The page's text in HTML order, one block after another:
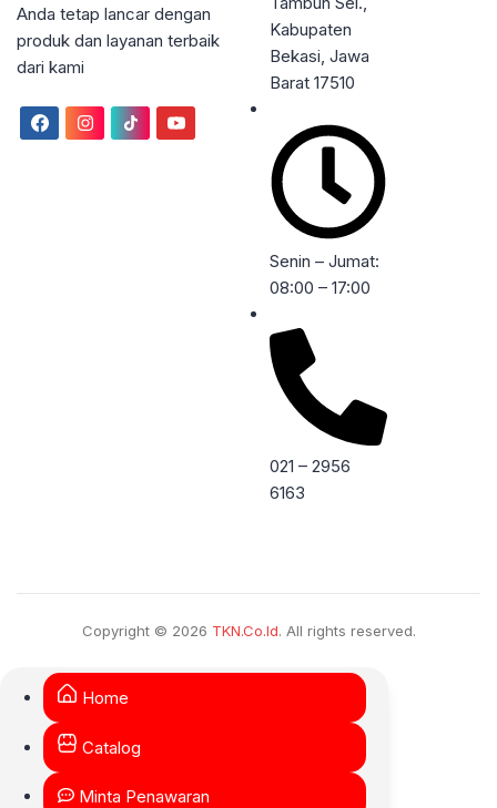
Anda tetap lancar dengan
produk dan layanan terbaik
dari kami
Kabupaten
Bekasi, Jawa
Barat 17510
Senin – Jumat:
08:00 – 17:00
021 – 2956
6163
Copyright © 2026 TKN.Co.Id. All rights reserved.
Home
Catalog
Minta Penawaran